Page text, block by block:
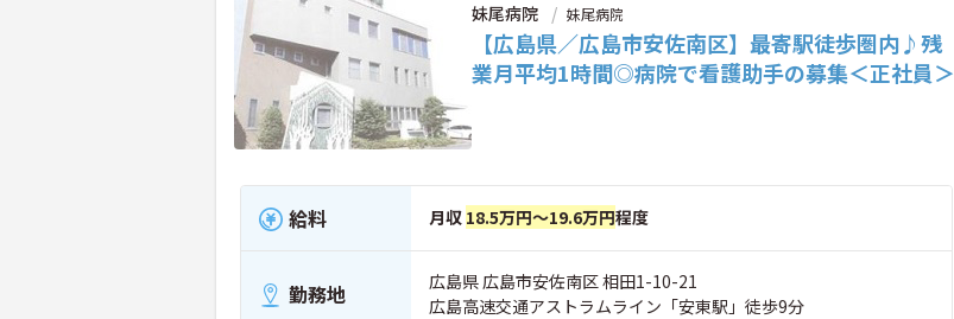
妹尾病院 妹尾病院
【広島県／広島市安佐南区】最寄駅徒歩圏内♪残
業月平均1時間◎病院で看護助手の募集＜正社員＞
給料 月収 18.5万円～19.6万円程度
勤務地
広島県 広島市安佐南区 相田1-10-21
広島高速交通アストラムライン「安東駅」徒歩9分